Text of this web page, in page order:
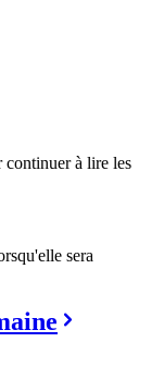
à lire les
sera